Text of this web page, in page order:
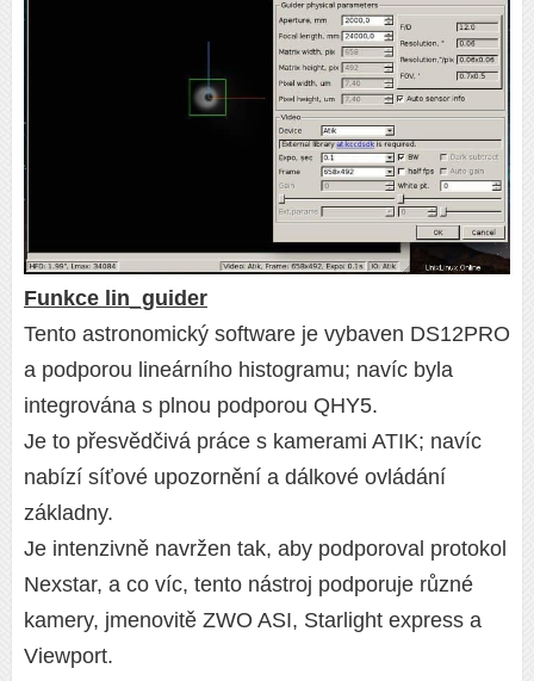
Funkce lin_guider
Tento astronomický software je vybaven DS12PRO
a podporou lineárního histogramu; navíc byla
integrována s plnou podporou QHY5.
Je to přesvědčivá práce s kamerami ATIK; navíc
nabízí síťové upozornění a dálkové ovládání
základny.
Je intenzivně navržen tak, aby podporoval protokol
Nexstar, a co víc, tento nástroj podporuje různé
kamery, jmenovitě ZWO ASI, Starlight express a
Viewport.